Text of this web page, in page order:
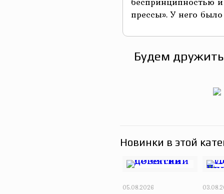
прессы». У него было
Будем
Новинки в этой
05.08.2026